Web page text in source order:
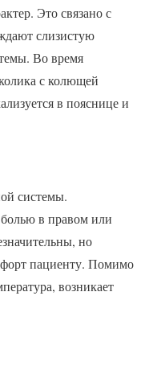
Это связано с
слизистую
Во время
с колющей
в пояснице и
системы.
в правом или
но
пациенту. Помимо
возникает